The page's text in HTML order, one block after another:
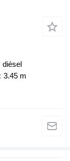
diésel
3.45 m